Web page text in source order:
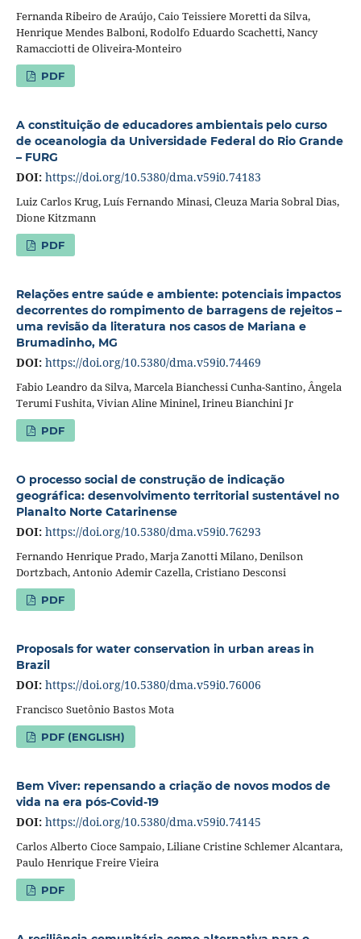
Fernanda Ribeiro de Araújo, Caio Teissiere Moretti da Silva,
Henrique Mendes Balboni, Rodolfo Eduardo Scachetti, Nancy
Ramacciotti de Oliveira-Monteiro
PDF
A constituição de educadores ambientais pelo curso
de oceanologia da Universidade Federal do Rio Grande
– FURG
DOI: https://doi.org/10.5380/dma.v59i0.74183
Luiz Carlos Krug, Luís Fernando Minasi, Cleuza Maria Sobral Dias,
Dione Kitzmann
PDF
Relações entre saúde e ambiente: potenciais impactos
decorrentes do rompimento de barragens de rejeitos –
uma revisão da literatura nos casos de Mariana e
Brumadinho, MG
DOI: https://doi.org/10.5380/dma.v59i0.74469
Fabio Leandro da Silva, Marcela Bianchessi Cunha-Santino, Ângela
Terumi Fushita, Vivian Aline Mininel, Irineu Bianchini Jr
PDF
O processo social de construção de indicação
geográfica: desenvolvimento territorial sustentável no
Planalto Norte Catarinense
DOI: https://doi.org/10.5380/dma.v59i0.76293
Fernando Henrique Prado, Marja Zanotti Milano, Denilson
Dortzbach, Antonio Ademir Cazella, Cristiano Desconsi
PDF
Proposals for water conservation in urban areas in
Brazil
DOI: https://doi.org/10.5380/dma.v59i0.76006
Francisco Suetônio Bastos Mota
PDF (ENGLISH)
Bem Viver: repensando a criação de novos modos de
vida na era pós-Covid-19
DOI: https://doi.org/10.5380/dma.v59i0.74145
Carlos Alberto Cioce Sampaio, Liliane Cristine Schlemer Alcantara,
Paulo Henrique Freire Vieira
PDF